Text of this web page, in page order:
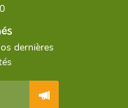
dernières